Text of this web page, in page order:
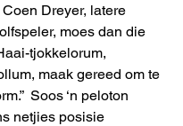
Dreyer, latere
moes dan die
tjokkelorum,
maak gereed om te
Soos ‘n peloton
netjies posisie